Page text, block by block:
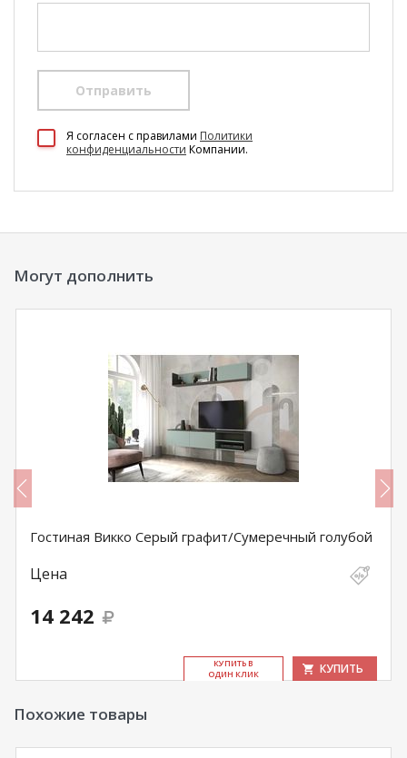
Отправить
Я согласен c правилами Политики
конфиденциальности Компании.
Могут дополнить
Гостиная Викко Серый графит/Сумеречный голубой
Цена
14 242
КУ­ПИТЬ В
ОДИН КЛИК
КУПИТЬ
Похожие товары